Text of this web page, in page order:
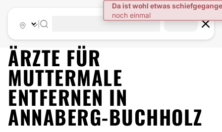
ÄRZTE FÜR
MUTTERMALE
ENTFERNEN IN
ANNABERG-BUCHHOLZ